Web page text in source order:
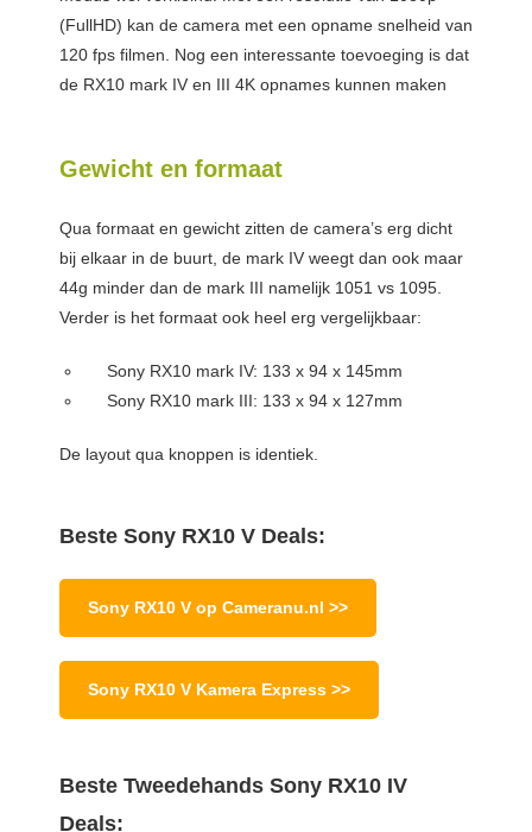
(FullHD) kan de camera met een opname snelheid van
120 fps filmen. Nog een interessante toevoeging is dat
de RX10 mark IV en III 4K opnames kunnen maken
Gewicht en formaat
Qua formaat en gewicht zitten de camera’s erg dicht
bij elkaar in de buurt, de mark IV weegt dan ook maar
44g minder dan de mark III namelijk 1051 vs 1095.
Verder is het formaat ook heel erg vergelijkbaar:
Sony RX10 mark IV: 133 x 94 x 145mm
Sony RX10 mark III: 133 x 94 x 127mm
De layout qua knoppen is identiek.
Beste Sony RX10 V Deals:
Sony RX10 V op Cameranu.nl >>
Sony RX10 V Kamera Express >>
Beste Tweedehands Sony RX10 IV
Deals: